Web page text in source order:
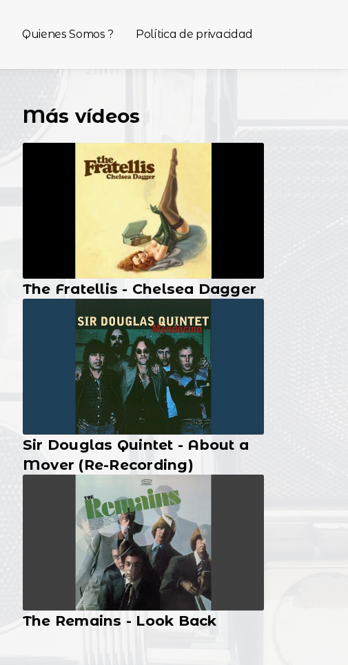
Quienes Somos ? Política de privacidad
Más vídeos
The Fratellis - Chelsea Dagger
Sir Douglas Quintet - About a
Mover (Re-Recording)
The Remains - Look Back